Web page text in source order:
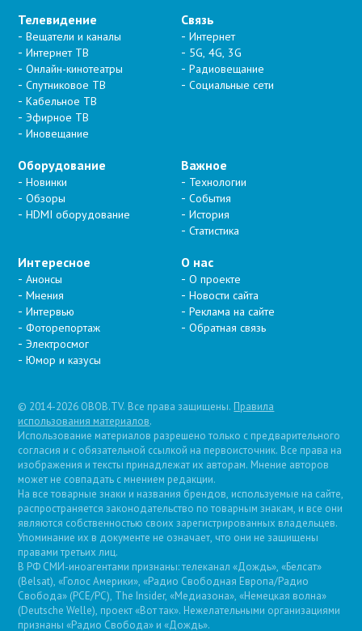
Телевидение
Вещатели и каналы
Интернет ТВ
Онлайн-кинотеатры
Спутниковое ТВ
Кабельное ТВ
Эфирное ТВ
Иновещание
Связь
Интернет
5G, 4G, 3G
Радиовещание
Социальные сети
Оборудование
Новинки
Обзоры
HDMI оборудование
Важное
Технологии
События
История
Статистика
Интересное
Анонсы
Мнения
Интервью
Фоторепортаж
Электросмог
Юмор и казусы
О нас
О проекте
Новости сайта
Реклама на сайте
Обратная связь
© 2014-2026 OBOB.TV. Все права защищены. Правила
использования материалов.
Использование материалов разрешено только с предварительного
согласия и с обязательной ссылкой на первоисточник. Все права на
изображения и тексты принадлежат их авторам. Мнение авторов
может не совпадать с мнением редакции.
На все товарные знаки и названия брендов, используемые на сайте,
распространяется законодательство по товарным знакам, и все они
являются собственностью своих зарегистрированных владельцев.
Упоминание их в документе не означает, что они не защищены
правами третьих лиц.
В РФ СМИ-иноагентами признаны: телеканал «Дождь», «Белсат»
(Belsat), «Голос Америки», «Радио Свободная Европа/Радио
Свобода» (PCE/PC), The Insider, «Медиазона», «Немецкая волна»
(Deutsche Welle), проект «Вот так». Нежелательными организациями
признаны «Радио Свобода» и «Дождь».